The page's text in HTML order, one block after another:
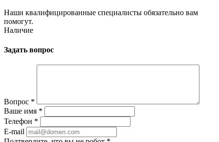
Наши квалифицированные специалисты обязательно вам
помогут.
Наличие
Задать вопрос
Вопрос *
Ваше имя *
Телефон *
E-mail